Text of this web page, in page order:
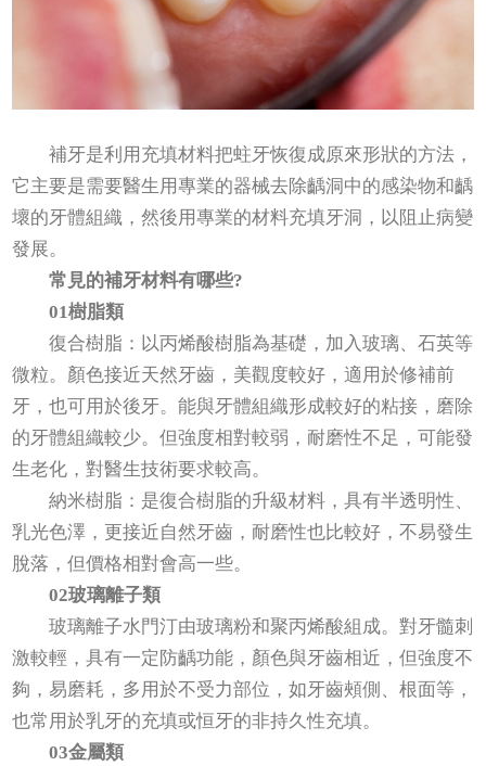
補牙是利用充填材料把蛀牙恢復成原來形狀的方法，
它主要是需要醫生用專業的器械去除齲洞中的感染物和齲
壞的牙體組織，然後用專業的材料充填牙洞，以阻止病變
發展。
常見的補牙材料有哪些?
01樹脂類
復合樹脂：以丙烯酸樹脂為基礎，加入玻璃、石英等
微粒。顏色接近天然牙齒，美觀度較好，適用於修補前
牙，也可用於後牙。能與牙體組織形成較好的粘接，磨除
的牙體組織較少。但強度相對較弱，耐磨性不足，可能發
生老化，對醫生技術要求較高。
納米樹脂：是復合樹脂的升級材料，具有半透明性、
乳光色澤，更接近自然牙齒，耐磨性也比較好，不易發生
脫落，但價格相對會高一些。
02玻璃離子類
玻璃離子水門汀由玻璃粉和聚丙烯酸組成。對牙髓刺
激較輕，具有一定防齲功能，顏色與牙齒相近，但強度不
夠，易磨耗，多用於不受力部位，如牙齒頰側、根面等，
也常用於乳牙的充填或恒牙的非持久性充填。
03金屬類